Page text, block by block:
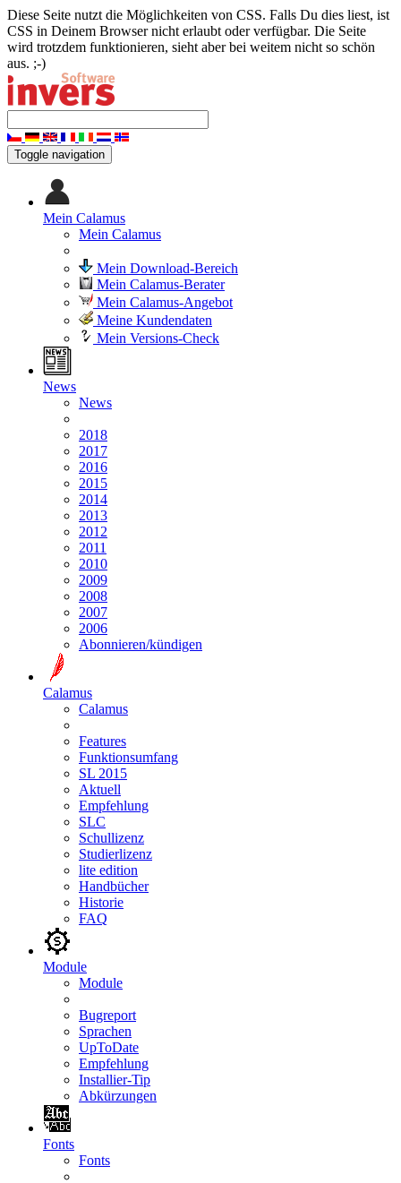
Diese Seite nutzt die Möglichkeiten von CSS. Falls Du dies liest, ist
CSS in Deinem Browser nicht erlaubt oder verfügbar. Die Seite
wird trotzdem funktionieren, sieht aber bei weitem nicht so schön
aus. ;-)
Toggle navigation
Mein Calamus
Mein Calamus
Mein Download-Bereich
Mein Calamus-Berater
Mein Calamus-Angebot
Meine Kundendaten
Mein Versions-Check
News
News
2018
2017
2016
2015
2014
2013
2012
2011
2010
2009
2008
2007
2006
Abonnieren/kündigen
Calamus
Calamus
Features
Funktionsumfang
SL 2015
Aktuell
Empfehlung
SLC
Schullizenz
Studierlizenz
lite edition
Handbücher
Historie
FAQ
Module
Module
Bugreport
Sprachen
UpToDate
Empfehlung
Installier-Tip
Abkürzungen
Fonts
Fonts